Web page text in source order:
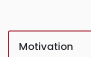
Motivation